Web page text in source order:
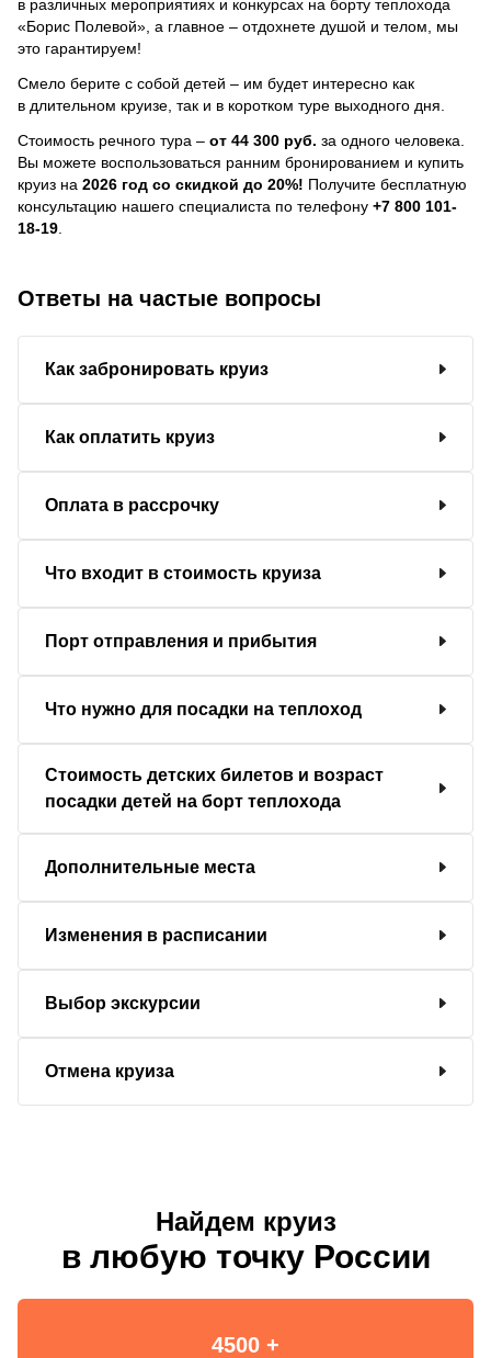
в различных мероприятиях и конкурсах на борту теплохода
«Борис Полевой», а главное – отдохнете душой и телом, мы
это гарантируем!
Смело берите с собой детей – им будет интересно как
в длительном круизе, так и в коротком туре выходного дня.
Стоимость речного тура – от 44 300 руб. за одного человека.
Вы можете воспользоваться ранним бронированием и купить
круиз на 2026 год со скидкой до 20%! Получите бесплатную
консультацию нашего специалиста по телефону +7 800 101-
18-19
Ответы на частые вопросы
Как забронировать круиз
Как оплатить круиз
Оплата в рассрочку
Что входит в стоимость круиза
Порт отправления и прибытия
Что нужно для посадки на теплоход
Стоимость детских билетов и возраст
посадки детей на борт теплохода
Дополнительные места
Изменения в расписании
Выбор экскурсии
Отмена круиза
Найдем круиз
в любую точку России
4500 +